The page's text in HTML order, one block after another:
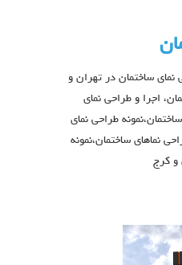
نمای ساختمان در تهران و
اجرا و طراحی نمای
طراحی نمای
نماهای ساختمان،نمونه
و کرج